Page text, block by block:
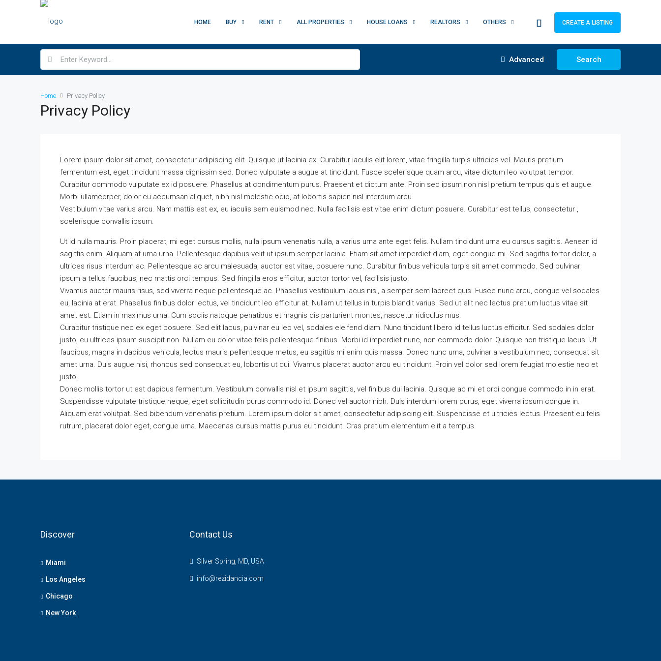
HOME BUY RENT ALL PROPERTIES HOUSE LOANS REALTORS OTHERS CREATE A LISTING
Advanced Search
Home Privacy Policy
Privacy Policy
Lorem ipsum dolor sit amet, consectetur adipiscing elit. Quisque ut lacinia ex. Curabitur iaculis elit lorem, vitae fringilla turpis ultricies vel. Mauris pretium
fermentum est, eget tincidunt massa dignissim sed. Donec vulputate a augue at tincidunt. Fusce scelerisque quam arcu, vitae dictum leo volutpat tempor.
Curabitur commodo vulputate ex id posuere. Phasellus at condimentum purus. Praesent et dictum ante. Proin sed ipsum non nisl pretium tempus quis et augue.
Morbi ullamcorper, dolor eu accumsan aliquet, nibh nisl molestie odio, at lobortis sapien nisl interdum arcu.
Vestibulum vitae varius arcu. Nam mattis est ex, eu iaculis sem euismod nec. Nulla facilisis est vitae enim dictum posuere. Curabitur est tellus, consectetur ,
scelerisque convallis ipsum.
Ut id nulla mauris. Proin placerat, mi eget cursus mollis, nulla ipsum venenatis nulla, a varius urna ante eget felis. Nullam tincidunt urna eu cursus sagittis. Aenean id
sagittis enim. Aliquam at urna urna. Pellentesque dapibus velit ut ipsum semper lacinia. Etiam sit amet imperdiet diam, eget congue mi. Sed sagittis tortor dolor, a
ultrices risus interdum ac. Pellentesque ac arcu malesuada, auctor est vitae, posuere nunc. Curabitur finibus vehicula turpis sit amet commodo. Sed pulvinar
ipsum a tellus faucibus, nec mattis orci tempus. Sed fringilla eros efficitur, auctor tortor vel, facilisis justo.
Vivamus auctor mauris risus, sed viverra neque pellentesque ac. Phasellus vestibulum lacus nisl, a semper sem laoreet quis. Fusce nunc arcu, congue vel sodales
eu, lacinia at erat. Phasellus finibus dolor lectus, vel tincidunt leo efficitur at. Nullam ut tellus in turpis blandit varius. Sed ut elit nec lectus pretium luctus vitae sit
amet est. Etiam in maximus urna. Cum sociis natoque penatibus et magnis dis parturient montes, nascetur ridiculus mus.
Curabitur tristique nec ex eget posuere. Sed elit lacus, pulvinar eu leo vel, sodales eleifend diam. Nunc tincidunt libero id tellus luctus efficitur. Sed sodales dolor
justo, eu ultrices ipsum suscipit non. Nullam eu dolor vitae felis pellentesque finibus. Morbi id imperdiet nunc, non commodo dolor. Quisque non tristique lacus. Ut
faucibus, magna in dapibus vehicula, lectus mauris pellentesque metus, eu sagittis mi enim quis massa. Donec nunc urna, pulvinar a vestibulum nec, consequat sit
amet urna. Duis augue nisi, rhoncus sed consequat eu, lobortis ut dui. Vivamus placerat auctor arcu eu tincidunt. Proin vel dolor sed lorem feugiat molestie nec et
justo.
Donec mollis tortor ut est dapibus fermentum. Vestibulum convallis nisl et ipsum sagittis, vel finibus dui lacinia. Quisque ac mi et orci congue commodo in in erat.
Suspendisse vulputate tristique neque, eget sollicitudin purus commodo id. Donec vel auctor nibh. Duis interdum lorem purus, eget viverra ipsum congue in.
Aliquam erat volutpat. Sed bibendum venenatis pretium. Lorem ipsum dolor sit amet, consectetur adipiscing elit. Suspendisse et ultricies lectus. Praesent eu felis
rutrum, placerat dolor eget, congue urna. Maecenas cursus mattis purus eu tincidunt. Cras pretium elementum elit a tempus.
Discover
Miami
Los Angeles
Chicago
New York
Contact Us
Silver Spring, MD, USA
info@rezidancia.com